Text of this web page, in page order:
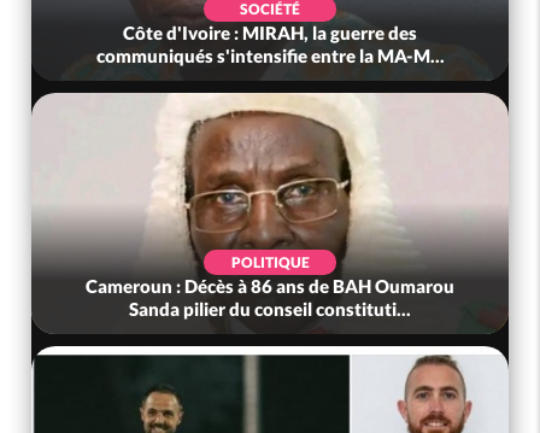
la guerre des
entre la MA-M...
de BAH Oumarou
constituti...
Côte d'Ivoire : Après le pari
anniversaire, Adama
POLITIQUE
Bénin : L'ancien président
tête du Sénat